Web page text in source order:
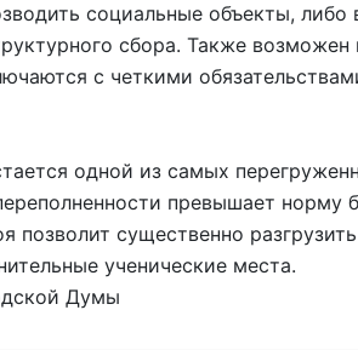
социальные объекты, либо
сбора. Также
с четкими
одной из самых
превышает норму
позволит существенно
ученические места.
Думы